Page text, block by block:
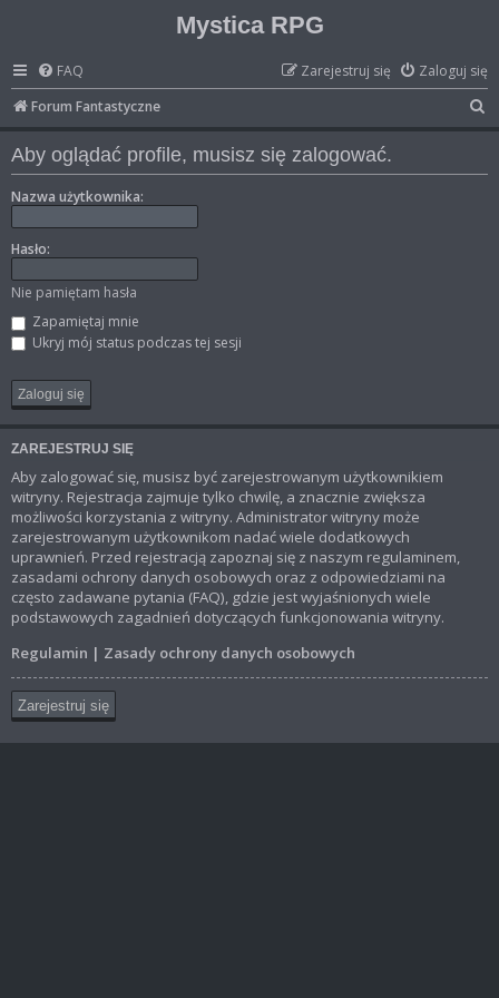
Mystica RPG
FAQ Zaloguj się
Zarejestruj się
Forum Fantastyczne
z
Aby oglądać profile, musisz się zalogować.
Nazwa użytkownika:
Hasło:
Nie pamiętam hasła
Zapamiętaj mnie
Ukryj mój status podczas tej sesji
ZAREJESTRUJ SIĘ
Aby zalogować się, musisz być zarejestrowanym użytkownikiem
witryny. Rejestracja zajmuje tylko chwilę, a znacznie zwiększa
możliwości korzystania z witryny. Administrator witryny może
zarejestrowanym użytkownikom nadać wiele dodatkowych
uprawnień. Przed rejestracją zapoznaj się z naszym regulaminem,
zasadami ochrony danych osobowych oraz z odpowiedziami na
często zadawane pytania (FAQ), gdzie jest wyjaśnionych wiele
podstawowych zagadnień dotyczących funkcjonowania witryny.
Regulamin | Zasady ochrony danych osobowych
Zarejestruj się